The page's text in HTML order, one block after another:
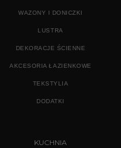
WAZONY I DONICZKI
LUSTRA
DEKORACJE ŚCIENNE
AKCESORIA ŁAZIENKOWE
TEKSTYLIA
DODATKI
KUCHNIA